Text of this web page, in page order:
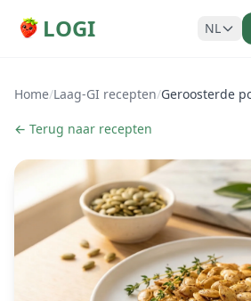
LOGI NL
Home/Laag-GI recepten/Geroosterde
← Terug naar recepten